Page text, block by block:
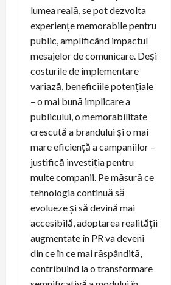
lumea reală, se pot dezvolta
experiențe memorabile pentru
public, amplificând impactul
mesajelor de comunicare. Deși
costurile de implementare
variază, beneficiile potențiale
– o mai bună implicare a
publicului, o memorabilitate
crescută a brandului și o mai
mare eficiență a campaniilor –
justifică investiția pentru
multe companii. Pe măsură ce
tehnologia continuă să
evolueze și să devină mai
accesibilă, adoptarea realității
augmentate în PR va deveni
din ce în ce mai răspândită,
contribuind la o transformare